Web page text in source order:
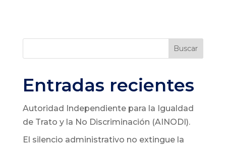
Buscar
Entradas recientes
Autoridad Independiente para la Igualdad
de Trato y la No Discriminación (AINODI).
El silencio administrativo no extingue la